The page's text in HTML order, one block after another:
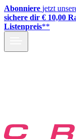
Abonniere jetzt
sichere dir € 10,00
Listenpreis**